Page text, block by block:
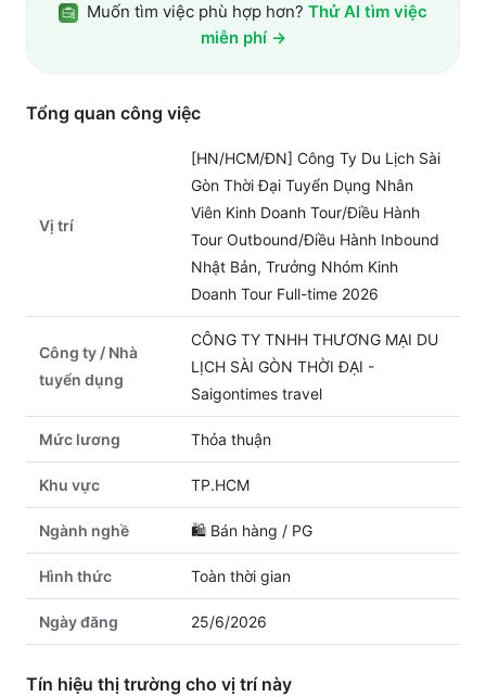
Muốn tìm việc phù hợp hơn? Thử AI tìm việc
miễn phí →
Tổng quan công việc
Vị trí
[HN/HCM/ĐN] Công Ty Du Lịch Sài
Gòn Thời Đại Tuyển Dụng Nhân
Viên Kinh Doanh Tour/Điều Hành
Tour Outbound/Điều Hành Inbound
Nhật Bản, Trưởng Nhóm Kinh
Doanh Tour Full-time 2026
Công ty / Nhà
tuyển dụng
CÔNG TY TNHH THƯƠNG MẠI DU
LỊCH SÀI GÒN THỜI ĐẠI -
Saigontimes travel
Mức lương Thỏa thuận
Khu vực TP.HCM
Ngành nghề 🛍️ Bán hàng / PG
Hình thức Toàn thời gian
Ngày đăng 25/6/2026
Tín hiệu thị trường cho vị trí này